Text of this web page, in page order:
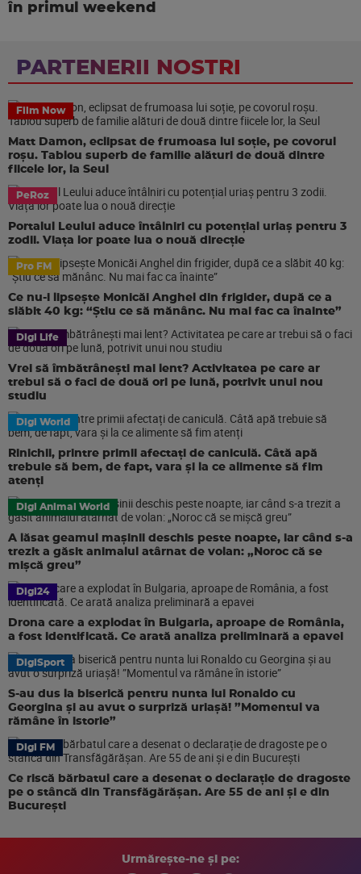
în primul weekend
PARTENERII NOSTRI
Film Now
Matt Damon, eclipsat de frumoasa lui soție, pe covorul
roșu. Tablou superb de familie alături de două dintre
fiicele lor, la Seul
PeRoz
Portalul Leului aduce întâlniri cu potențial uriaș pentru 3
zodii. Viața lor poate lua o nouă direcție
Pro FM
Ce nu-i lipsește Monicăi Anghel din frigider, după ce a
slăbit 40 kg: “Știu ce să mănânc. Nu mai fac ca înainte”
Digi Life
Vrei să îmbătrânești mai lent? Activitatea pe care ar
trebui să o faci de două ori pe lună, potrivit unui nou
studiu
Digi World
Rinichii, printre primii afectați de caniculă. Câtă apă
trebuie să bem, de fapt, vara și la ce alimente să fim
atenți
Digi Animal World
A lăsat geamul mașinii deschis peste noapte, iar când s-a
trezit a găsit animalul atârnat de volan: „Noroc că se
mișcă greu”
Digi24
Drona care a explodat în Bulgaria, aproape de România,
a fost identificată. Ce arată analiza preliminară a epavei
DigiSport
S-au dus la biserică pentru nunta lui Ronaldo cu
Georgina și au avut o surpriză uriașă! ”Momentul va
rămâne în istorie”
Digi FM
Ce riscă bărbatul care a desenat o declarație de dragoste
pe o stâncă din Transfăgărășan. Are 55 de ani și e din
București
Urmărește-ne și pe: